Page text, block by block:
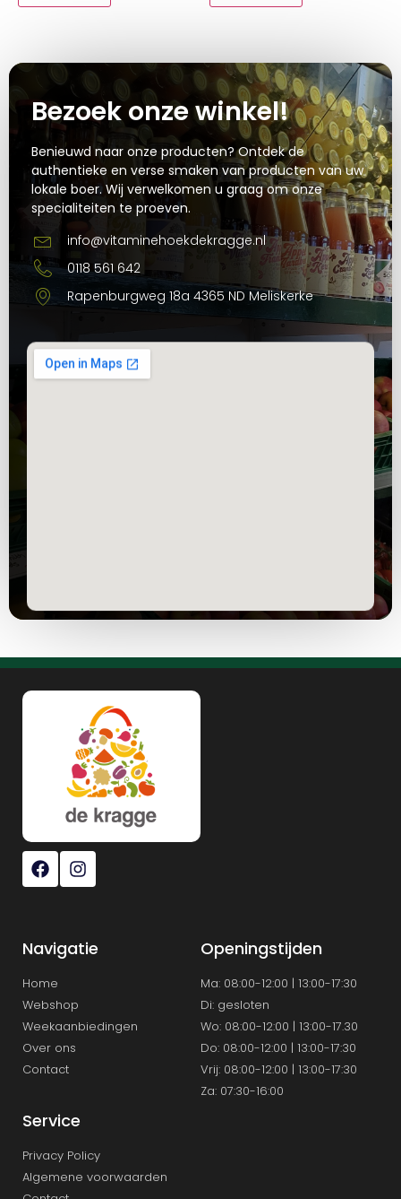
Bezoek onze winkel!
Benieuwd naar onze producten? Ontdek de
authentieke en verse smaken van producten van uw
lokale boer. Wij verwelkomen u graag om onze
specialiteiten te proeven.
info@vitaminehoekdekragge.nl
0118 561 642
Rapenburgweg 18a 4365 ND Meliskerke
Navigatie
Home
Webshop
Weekaanbiedingen
Over ons
Contact
Openingstijden
Ma: 08:00-12:00 | 13:00-17:30
Di: gesloten
Wo: 08:00-12:00 | 13:00-17.30
Do: 08:00-12:00 | 13:00-17:30
Vrij: 08:00-12:00 | 13:00-17:30
Za: 07:30-16:00
Service
Privacy Policy
Algemene voorwaarden